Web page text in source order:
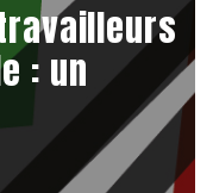
: un